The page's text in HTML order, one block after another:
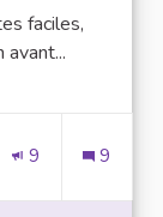
faciles,
9 9